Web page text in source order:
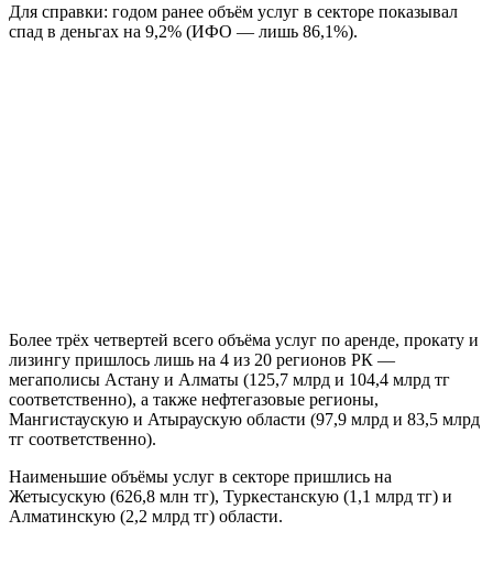
Для справки: годом ранее объём услуг в секторе показывал
спад в деньгах на 9,2% (ИФО — лишь 86,1%).
Более трёх четвертей всего объёма услуг по аренде, прокату и
лизингу пришлось лишь на 4 из 20 регионов РК —
мегаполисы Астану и Алматы (125,7 млрд и 104,4 млрд тг
соответственно), а также нефтегазовые регионы,
Мангистаускую и Атыраускую области (97,9 млрд и 83,5 млрд
тг соответственно).
Наименьшие объёмы услуг в секторе пришлись на
Жетысускую (626,8 млн тг), Туркестанскую (1,1 млрд тг) и
Алматинскую (2,2 млрд тг) области.